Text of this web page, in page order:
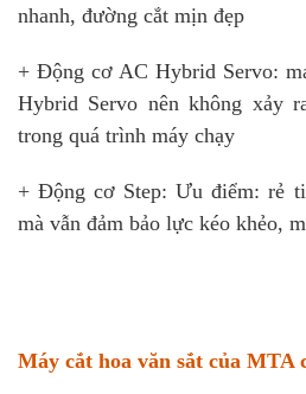
nhanh, đường cắt mịn đẹp
+ Động cơ AC Hybrid Servo:
Hybrid Servo nên không xảy
trong quá trình máy chạy
+ Động cơ Step: Ưu điểm: rẻ
mà vẫn đảm bảo lực kéo khẻo,
Máy cắt hoa văn sắt của MTA